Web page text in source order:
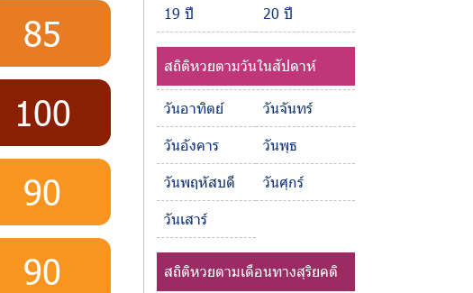
85
100
90
90
19 ปี
20 ปี
สถิติหวยตามวันในสัปดาห์
วันอาทิตย์
วันจันทร์
วันอังคาร
วันพุธ
วันพฤหัสบดี
วันศุกร์
วันเสาร์
สถิติหวยตามเดือนทางสุริยคติ